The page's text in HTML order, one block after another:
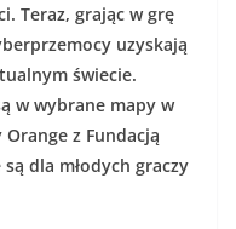
Teraz, grając w grę
uzyskają
świecie.
w wybrane mapy w
z Fundacją
dla młodych graczy